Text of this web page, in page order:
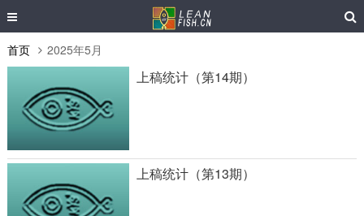
首页 2025年5月
上稿统计（第14期）
上稿统计（第13期）